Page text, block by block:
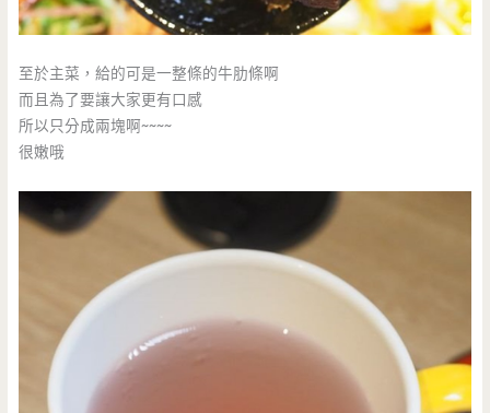
至於主菜，給的可是一整條的牛肋條啊
而且為了要讓大家更有口感
所以只分成兩塊啊~~~~
很嫩哦